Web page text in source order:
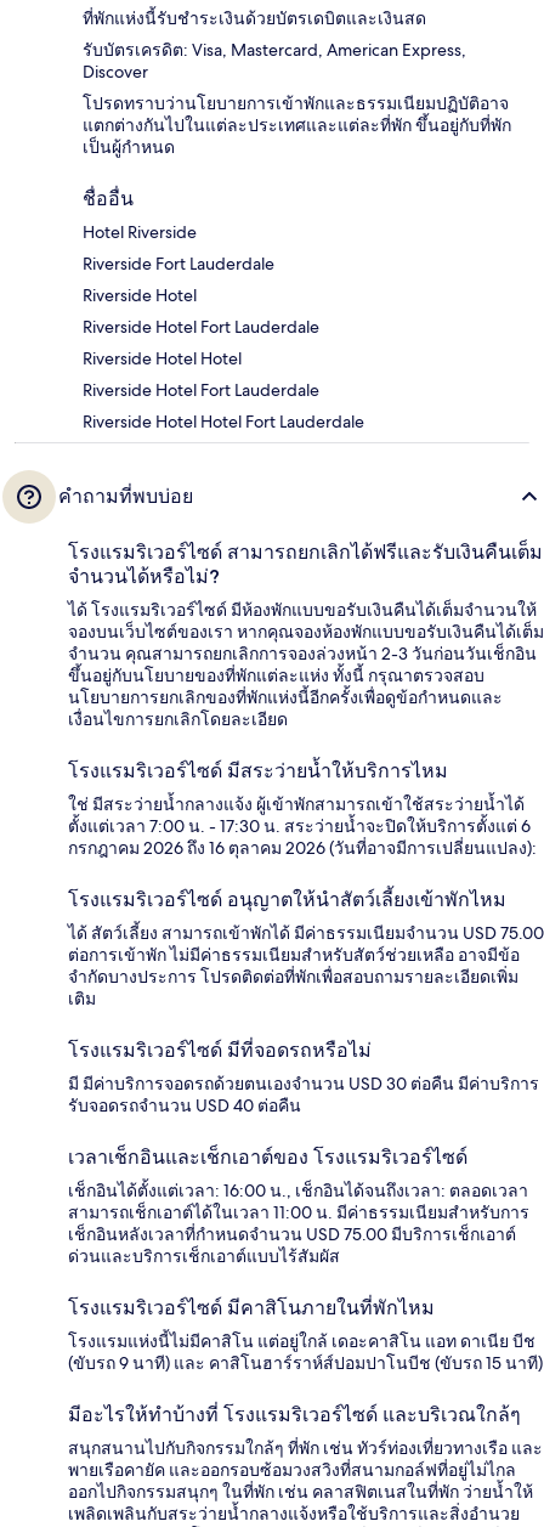
ที่พักแห่งนี้รับชำระเงินด้วยบัตรเดบิตและเงินสด
รับบัตรเครดิต: Visa, Mastercard, American Express,
Discover
โปรดทราบว่านโยบายการเข้าพักและธรรมเนียมปฏิบัติอาจ
แตกต่างกันไปในแต่ละประเทศและแต่ละที่พัก ขึ้นอยู่กับที่พัก
เป็นผู้กำหนด
ชื่ออื่น
Hotel Riverside
Riverside Fort Lauderdale
Riverside Hotel
Riverside Hotel Fort Lauderdale
Riverside Hotel Hotel
Riverside Hotel Fort Lauderdale
Riverside Hotel Hotel Fort Lauderdale
คำถามที่พบบ่อย
โรงแรมริเวอร์ไซด์ สามารถยกเลิกได้ฟรีและรับเงินคืนเต็ม
จำนวนได้หรือไม่?
ได้ โรงแรมริเวอร์ไซด์ มีห้องพักแบบขอรับเงินคืนได้เต็มจำนวนให้
จองบนเว็บไซต์ของเรา หากคุณจองห้องพักแบบขอรับเงินคืนได้เต็ม
จำนวน คุณสามารถยกเลิกการจองล่วงหน้า 2-3 วันก่อนวันเช็กอิน
ขึ้นอยู่กับนโยบายของที่พักแต่ละแห่ง ทั้งนี้ กรุณาตรวจสอบ
นโยบายการยกเลิกของที่พักแห่งนี้อีกครั้งเพื่อดูข้อกำหนดและ
เงื่อนไขการยกเลิกโดยละเอียด
โรงแรมริเวอร์ไซด์ มีสระว่ายน้ำให้บริการไหม
ใช่ มีสระว่ายน้ำกลางแจ้ง ผู้เข้าพักสามารถเข้าใช้สระว่ายน้ำได้
ตั้งแต่เวลา 7:00 น. - 17:30 น. สระว่ายน้ำจะปิดให้บริการตั้งแต่ 6
กรกฎาคม 2026 ถึง 16 ตุลาคม 2026 (วันที่อาจมีการเปลี่ยนแปลง):
โรงแรมริเวอร์ไซด์ อนุญาตให้นำสัตว์เลี้ยงเข้าพักไหม
ได้ สัตว์เลี้ยง สามารถเข้าพักได้ มีค่าธรรมเนียมจำนวน USD 75.00
ต่อการเข้าพัก ไม่มีค่าธรรมเนียมสำหรับสัตว์ช่วยเหลือ อาจมีข้อ
จำกัดบางประการ โปรดติดต่อที่พักเพื่อสอบถามรายละเอียดเพิ่ม
เติม
โรงแรมริเวอร์ไซด์ มีที่จอดรถหรือไม่
มี มีค่าบริการจอดรถด้วยตนเองจำนวน USD 30 ต่อคืน มีค่าบริการ
รับจอดรถจำนวน USD 40 ต่อคืน
เวลาเช็กอินและเช็กเอาต์ของ โรงแรมริเวอร์ไซด์
เช็กอินได้ตั้งแต่เวลา: 16:00 น., เช็กอินได้จนถึงเวลา: ตลอดเวลา
สามารถเช็กเอาต์ได้ในเวลา 11:00 น. มีค่าธรรมเนียมสำหรับการ
เช็กอินหลังเวลาที่กำหนดจำนวน USD 75.00 มีบริการเช็กเอาต์
ด่วนและบริการเช็กเอาต์แบบไร้สัมผัส
โรงแรมริเวอร์ไซด์ มีคาสิโนภายในที่พักไหม
โรงแรมแห่งนี้ไม่มีคาสิโน แต่อยู่ใกล้ เดอะคาสิโน แอท ดาเนีย บีช
(ขับรถ 9 นาที) และ คาสิโนฮาร์ราห์ส์ปอมปาโนบีช (ขับรถ 15 นาที)
มีอะไรให้ทำบ้างที่ โรงแรมริเวอร์ไซด์ และบริเวณใกล้ๆ
สนุกสนานไปกับกิจกรรมใกล้ๆ ที่พัก เช่น ทัวร์ท่องเที่ยวทางเรือ และ
พายเรือคายัค และออกรอบซ้อมวงสวิงที่สนามกอล์ฟที่อยู่ไม่ไกล
ออกไปกิจกรรมสนุกๆ ในที่พัก เช่น คลาสฟิตเนสในที่พัก ว่ายน้ำให้
เพลิดเพลินกับสระว่ายน้ำกลางแจ้งหรือใช้บริการและสิ่งอำนวย